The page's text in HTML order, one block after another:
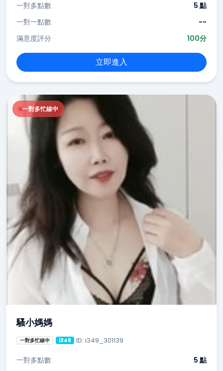
一對多點數
5 點
一對一點數
--
滿意度評分
100分
立即進入
一對多忙線中
騷小媽媽
一對多忙線中 i349 ID: i349_301139
一對多點數 5 點